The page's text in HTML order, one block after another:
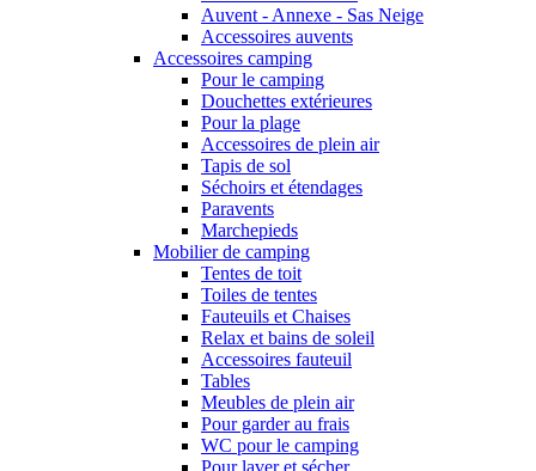
Auvent - Annexe - Sas Neige
Accessoires auvents
Accessoires camping
Pour le camping
Douchettes extérieures
Pour la plage
Accessoires de plein air
Tapis de sol
Séchoirs et étendages
Paravents
Marchepieds
Mobilier de camping
Tentes de toit
Toiles de tentes
Fauteuils et Chaises
Relax et bains de soleil
Accessoires fauteuil
Tables
Meubles de plein air
Pour garder au frais
WC pour le camping